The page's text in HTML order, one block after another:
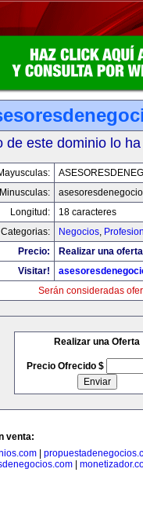
de este dominio lo
Minusculas:
Longitud:
18 caracteres
Categorias:
Negocios,
Precio:
Realizar una
Visitar!
Serán consideradas
Realizar una Oferta
Precio Ofrecido $
venta:
|